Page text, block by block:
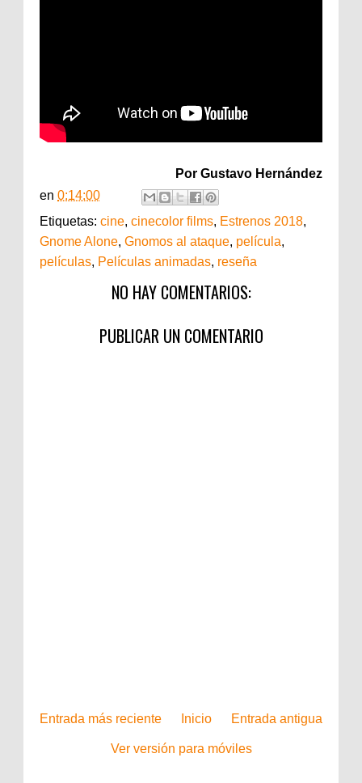
Por Gustavo Hernández
en 0:14:00
Etiquetas: cine, cinecolor films, Estrenos 2018,
Gnome Alone, Gnomos al ataque, película,
películas, Películas animadas, reseña
NO HAY COMENTARIOS:
PUBLICAR UN COMENTARIO
Entrada más reciente Entrada antigua
Inicio
Ver versión para móviles